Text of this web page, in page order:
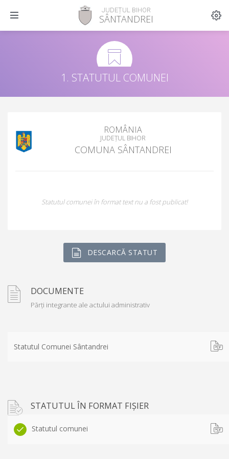
JUDEȚUL BIHOR
SÂNTANDREI
1. STATUTUL COMUNEI
ROMÂNIA
JUDEȚUL BIHOR
COMUNA SÂNTANDREI
Statutul comunei în format text nu a fost publicat!
DESCARCĂ STATUT
DOCUMENTE
Părți integrante ale actului administrativ
Statutul Comunei Sântandrei
STATUTUL ÎN FORMAT FIȘIER
Statutul comunei